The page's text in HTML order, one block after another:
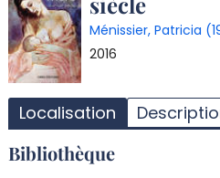
documentMénissier, Patricia
2016
Localisation
Bibliothèque